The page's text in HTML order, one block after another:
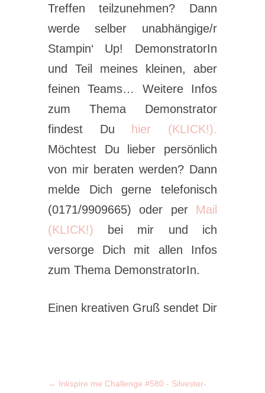
Treffen teilzunehmen? Dann
werde selber unabhängige/r
Stampin‘ Up! DemonstratorIn
und Teil meines kleinen, aber
feinen Teams… Weitere Infos
zum Thema Demonstrator
findest Du
hier (KLICK!).
Möchtest Du lieber persönlich
von mir beraten werden? Dann
melde Dich gerne telefonisch
(0171/9909665) oder per Mail
(KLICK!) bei mir und ich
versorge Dich mit allen Infos
zum Thema DemonstratorIn.
Einen kreativen Gruß sendet Dir
← Inkspire me Challenge #580 - Silvester-